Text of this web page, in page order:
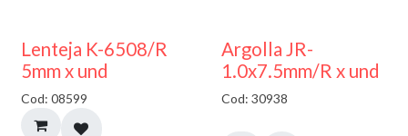
50% DESCUENTO
Lenteja K-6508/R
5mm x und
Cod: 08599
Argolla JR-
1.0x7.5mm/R x und
Cod: 30938